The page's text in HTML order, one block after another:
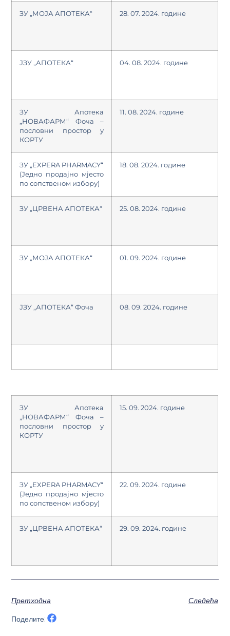
ЗУ „МОЈА АПОТЕКА“ 28. 07. 2024. године
ЈЗУ „АПОТЕКА“ 04. 08. 2024. године
ЗУ Апотека
„НОВАФАРМ“ Фоча –
пословни простор у
КОРТУ
11. 08. 2024. године
ЗУ „EXPERA PHARMACY“
(Једно продајно мјесто
по сопственом избору)
18. 08. 2024. године
ЗУ „ЦРВЕНА АПОТЕКА“ 25. 08. 2024. године
ЗУ „МОЈА АПОТЕКА“ 01. 09. 2024. године
ЈЗУ „АПОТЕКА“ Фоча 08. 09. 2024. године
ЗУ Апотека
„НОВАФАРМ“ Фоча –
пословни простор у
КОРТУ
15. 09. 2024. године
ЗУ „EXPERA PHARMACY“
(Једно продајно мјесто
по сопственом избору)
22. 09. 2024. године
ЗУ „ЦРВЕНА АПОТЕКА“ 29. 09. 2024. године
Претходна
Следећа
Поделите: